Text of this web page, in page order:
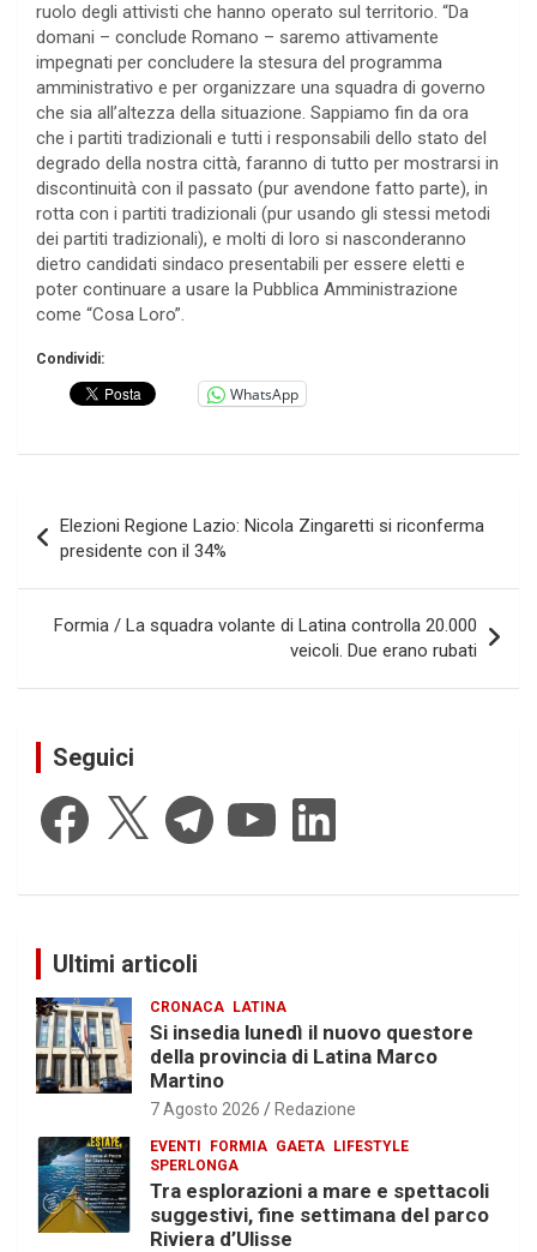
ruolo degli attivisti che hanno operato sul territorio. “Da
domani – conclude Romano – saremo attivamente
impegnati per concludere la stesura del programma
amministrativo e per organizzare una squadra di governo
che sia all’altezza della situazione. Sappiamo fin da ora
che i partiti tradizionali e tutti i responsabili dello stato del
degrado della nostra città, faranno di tutto per mostrarsi in
discontinuità con il passato (pur avendone fatto parte), in
rotta con i partiti tradizionali (pur usando gli stessi metodi
dei partiti tradizionali), e molti di loro si nasconderanno
dietro candidati sindaco presentabili per essere eletti e
poter continuare a usare la Pubblica Amministrazione
come “Cosa Loro”.
Condividi:
WhatsApp
articoli
Elezioni Regione Lazio: Nicola Zingaretti si riconferma
presidente con il 34%
Formia / La squadra volante di Latina controlla 20.000
veicoli. Due erano rubati
Seguici
Facebook Telegram YouTube LinkedIn
Ultimi articoli
CRONACA LATINA
Si insedia lunedì il nuovo questore
della provincia di Latina Marco
Martino
7 Agosto 2026 Redazione
EVENTI FORMIA GAETA LIFESTYLE
SPERLONGA
Tra esplorazioni a mare e spettacoli
suggestivi, fine settimana del parco
Riviera d’Ulisse